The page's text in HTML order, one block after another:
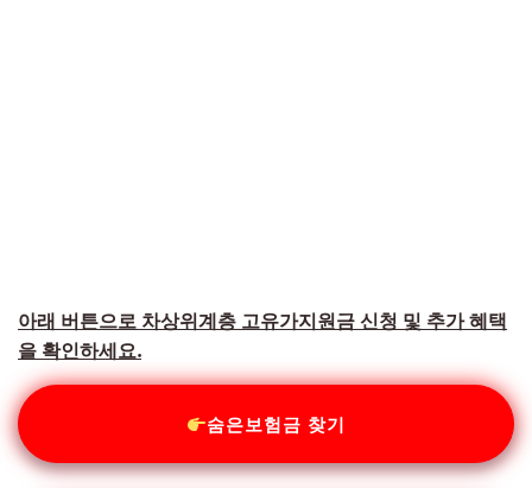
아래 버튼으로 차상위계층 고유가지원금 신청 및 추가 혜택
을 확인하세요.
숨은보험금 찾기